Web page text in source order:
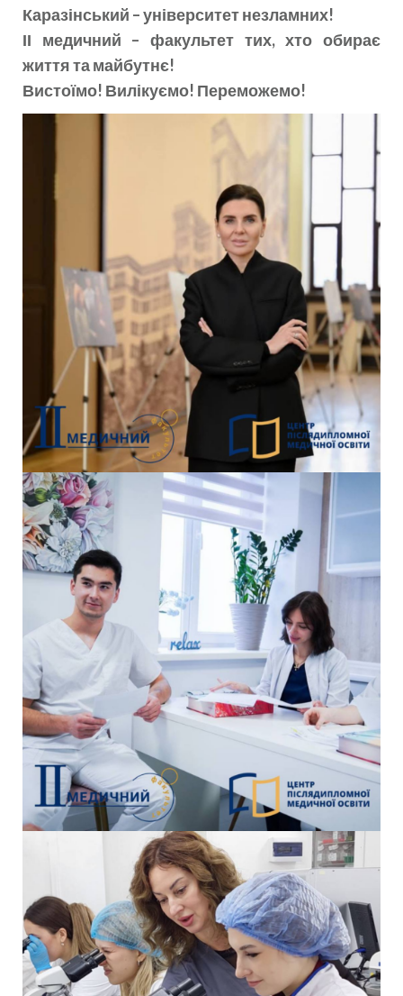
Каразінський – університет незламних!
ІІ медичний – факультет тих, хто обирає
життя та майбутнє!
Вистоїмо! Вилікуємо! Переможемо!